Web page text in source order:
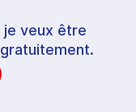
je veux être